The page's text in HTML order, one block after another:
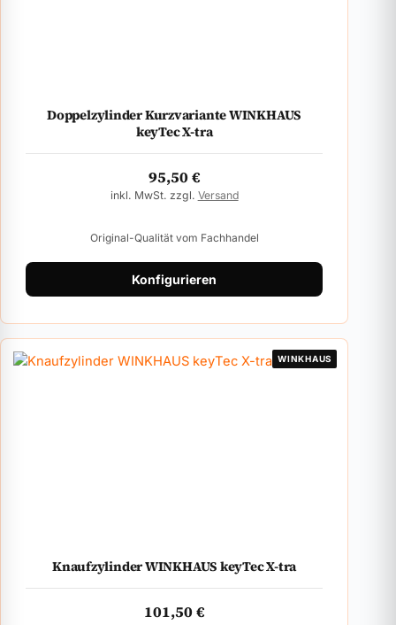
Doppelzylinder Kurzvariante WINKHAUS
keyTec X-tra
95,50€
inkl. MwSt. zzgl. Versand
Original-Qualität vom Fachhandel
Konfigurieren
WINKHAUS
Knaufzylinder WINKHAUS keyTec X-tra
101,50€